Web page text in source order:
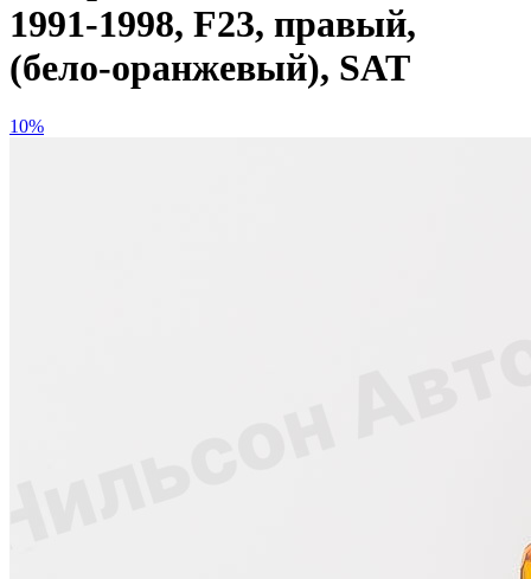
1991-1998, F23, правый,
(бело-оранжевый), SAT
10%